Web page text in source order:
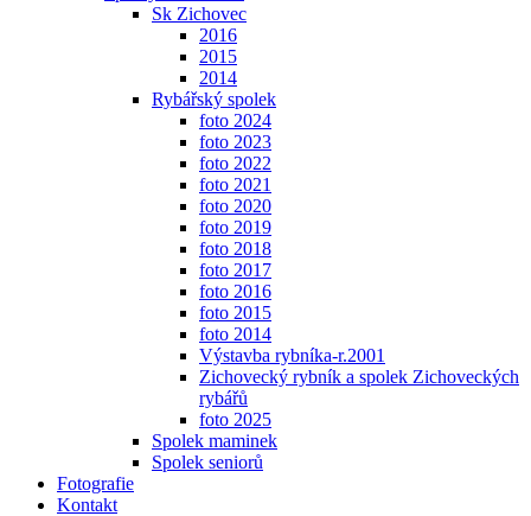
Sk Zichovec
2016
2015
2014
Rybářský spolek
foto 2024
foto 2023
foto 2022
foto 2021
foto 2020
foto 2019
foto 2018
foto 2017
foto 2016
foto 2015
foto 2014
Výstavba rybníka-r.2001
Zichovecký rybník a spolek Zichoveckých
rybářů
foto 2025
Spolek maminek
Spolek seniorů
Fotografie
Kontakt